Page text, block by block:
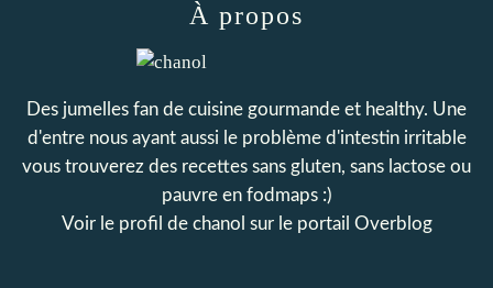
À propos
Des jumelles fan de cuisine gourmande et healthy. Une
d'entre nous ayant aussi le problème d'intestin irritable
vous trouverez des recettes sans gluten, sans lactose ou
pauvre en fodmaps :)
Voir le profil de chanol sur le portail Overblog